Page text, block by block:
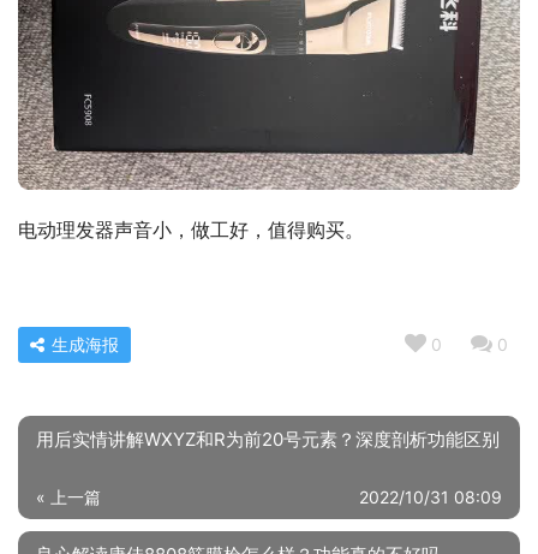
电动理发器声音小，做工好，值得购买。
0 0
生成海报
用后实情讲解WXYZ和R为前20号元素？深度剖析功能区别
« 上一篇 2022/10/31 08:09